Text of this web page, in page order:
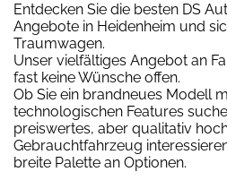
Entdecken Sie die besten DS
Angebote in Heidenheim und
Traumwagen.
Unser vielfältiges Angebot an
fast keine Wünsche offen.
Ob Sie ein brandneues Modell
technologischen Features
preiswertes, aber qualitativ
Gebrauchtfahrzeug
breite Palette an Optionen.